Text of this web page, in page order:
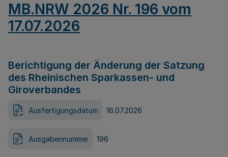
MB.NRW 2026 Nr. 196 vom
17.07.2026
Berichtigung der Änderung der Satzung
des Rheinischen Sparkassen- und
Giroverbandes
Ausfertigungsdatum 16.07.2026
Ausgabennummer 196